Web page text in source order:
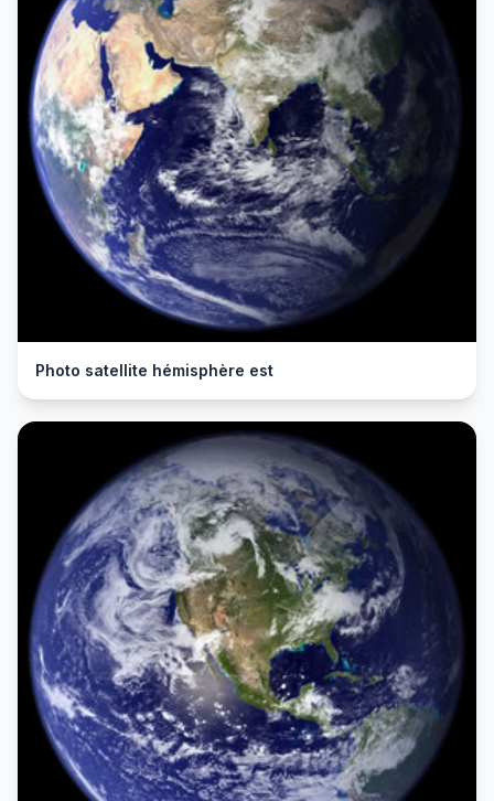
Photo satellite hémisphère est